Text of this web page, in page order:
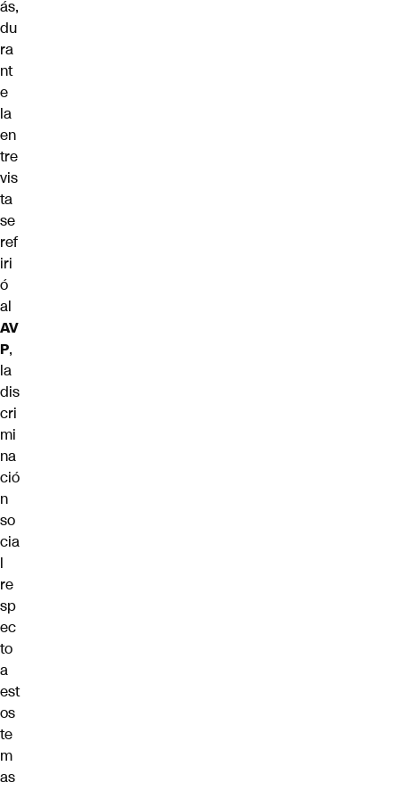
ás,
du
ra
nt
e
la
en
tre
vis
ta
se
ref
iri
ó
al
AV
P,
la
dis
cri
mi
na
ció
n
so
cia
l
re
sp
ec
to
a
est
os
te
m
as